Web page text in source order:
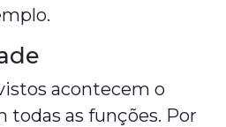
acontecem o
as funções. Por